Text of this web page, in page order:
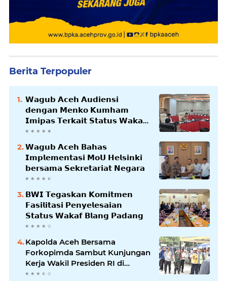
Berita Terpopuler
𝗪𝗮𝗴𝘂𝗯 𝗔𝗰𝗲𝗵 𝗔𝘂𝗱𝗶𝗲𝗻𝘀𝗶
𝗱𝗲𝗻𝗴𝗮𝗻 𝗠𝗲𝗻𝗸𝗼 𝗞𝘂𝗺𝗵𝗮𝗺
𝗜𝗺𝗶𝗽𝗮𝘀 𝗧𝗲𝗿𝗸𝗮𝗶𝘁 𝗦𝘁𝗮𝘁𝘂𝘀 𝗪𝗮𝗸𝗮𝗳
𝗕𝗹𝗮𝗻𝗴𝗽𝗮𝗱𝗮𝗻𝗴
𝗪𝗮𝗴𝘂𝗯 𝗔𝗰𝗲𝗵 𝗕𝗮𝗵𝗮𝘀
𝗜𝗺𝗽𝗹𝗲𝗺𝗲𝗻𝘁𝗮𝘀𝗶 𝗠𝗼𝗨 𝗛𝗲𝗹𝘀𝗶𝗻𝗸𝗶
𝗯𝗲𝗿𝘀𝗮𝗺𝗮 𝗦𝗲𝗸𝗿𝗲𝘁𝗮𝗿𝗶𝗮𝘁 𝗡𝗲𝗴𝗮𝗿𝗮
𝗕𝗪𝗜 𝗧𝗲𝗴𝗮𝘀𝗸𝗮𝗻 𝗞𝗼𝗺𝗶𝘁𝗺𝗲𝗻
𝗙𝗮𝘀𝗶𝗹𝗶𝘁𝗮𝘀𝗶 𝗣𝗲𝗻𝘆𝗲𝗹𝗲𝘀𝗮𝗶𝗮𝗻
𝗦𝘁𝗮𝘁𝘂𝘀 𝗪𝗮𝗸𝗮𝗳 𝗕𝗹𝗮𝗻𝗴 𝗣𝗮𝗱𝗮𝗻𝗴
Kapolda Aceh Bersama
Forkopimda Sambut Kunjungan
Kerja Wakil Presiden RI di
Kabupaten Bireuen